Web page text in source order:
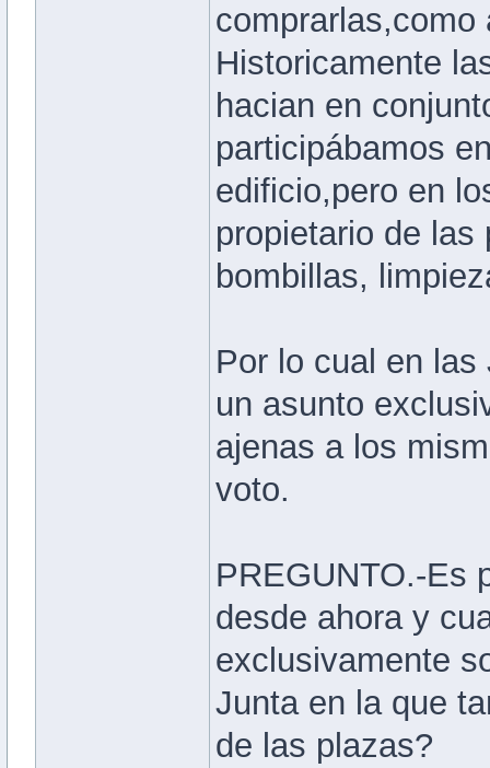
comprarlas,como
Historicamente
hacian en
participábamos
edificio,pero en
propietario de las
bombillas,
Por lo cual en
un asunto
ajenas a los
voto.
PREGUNTO.-Es
desde ahora y
exclusivamente
Junta en la que
de las plazas?